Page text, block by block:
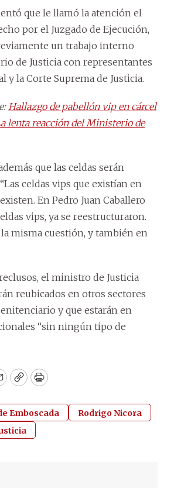
que le llamó la atención el
por el Juzgado de Ejecución,
un trabajo interno
de Justicia con representantes
y la Corte Suprema de Justicia.
Hallazgo de pabellón vip en cárcel
lenta reacción del Ministerio de
que las celdas serán
celdas vips que existían en
En Pedro Juan Caballero
vips, ya se reestructuraron.
misma cuestión, y también en
el ministro de Justicia
reubicados en otros sectores
y que estarán en
“sin ningún tipo de
CopyPrint
Emboscada
Rodrigo Nicora